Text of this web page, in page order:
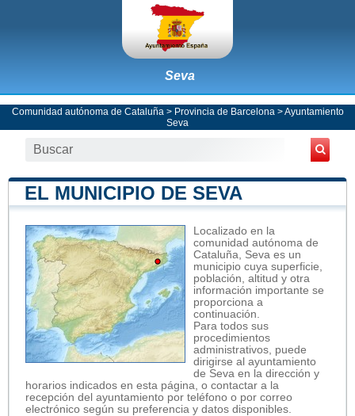
Seva
Comunidad autónoma de Cataluña > Provincia de Barcelona >Ayuntamiento
Seva
EL MUNICIPIO DE SEVA
Localizado en la
comunidad autónoma de
Cataluña, Seva es un
municipio cuya superficie,
población, altitud y otra
información importante se
proporciona a
continuación.
Para todos sus
procedimientos
administrativos, puede
dirigirse al ayuntamiento
de Seva en la dirección y
horarios indicados en esta página, o contactar a la
recepción del ayuntamiento por teléfono o por correo
electrónico según su preferencia y datos disponibles.